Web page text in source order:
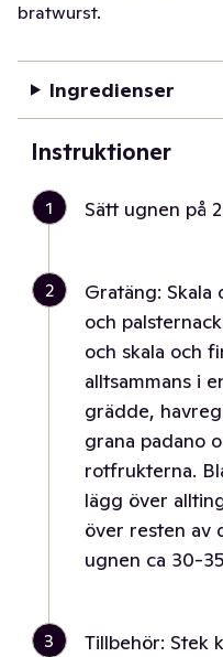
bratwurst.
Ingredienser
Instruktioner
1 Sätt ugnen på
2
Gratäng:
och
och skala och
alltsammans i
grädde,
grana padano
rotfrukterna.
lägg över
över resten av
ugnen ca 30-
3
Tillbehör: Stek